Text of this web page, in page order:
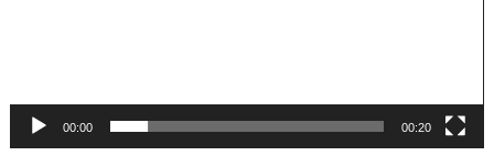
00:00 00:20